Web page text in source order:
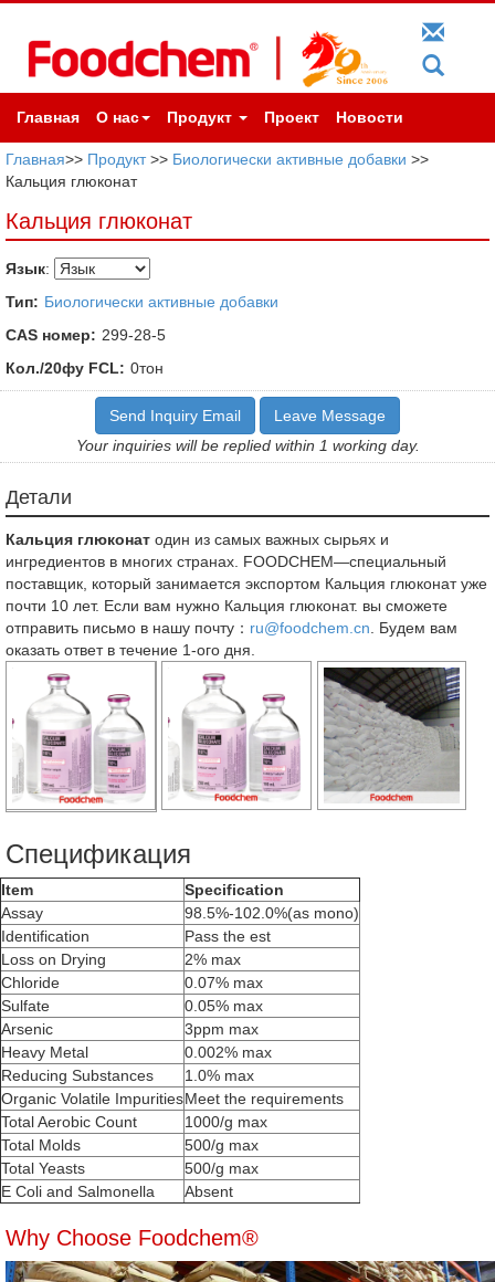
Главная О нас Продукт Проект Новости
Главная>> Продукт>> Биологически активные добавки >>
Кальция глюконат
Кальция глюконат
Язык:
Тип: Биологически активные добавки
CAS номер: 299-28-5
Кол./20фу FCL: 0тон
Send Inquiry Email
Leave Message
Your inquiries will be replied within 1 working day.
Детали
Кальция глюконат один из самых важных сырьях и
ингредиентов в многих странах. FOODCHEM—специальный
поставщик, который занимается экспортом Кальция глюконат уже
почти 10 лет. Если вам нужно Кальция глюконат. вы сможете
отправить письмо в нашу почту： ru@foodchem.cn . Будем вам
оказать ответ в течение 1-ого дня.
Спецификация
Item
Specification
Assay
98.5%-102.0%(as mono)
Identification
Pass the est
Loss on Drying
2% max
Chloride
0.07% max
Sulfate
0.05% max
Arsenic
3ppm max
Heavy Metal
0.002% max
Reducing Substances
1.0% max
Organic Volatile ImpuritiesMeet the requirements
Total Aerobic Count
1000/g max
Total Molds
500/g max
Total Yeasts
500/g max
E Coli and Salmonella
Absent
Why Choose Foodchem®